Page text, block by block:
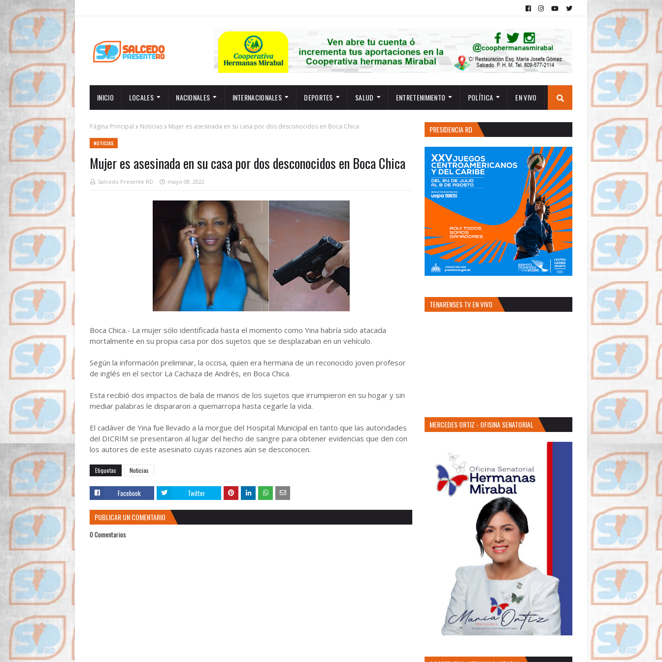
INICIO LOCALES NACIONALES INTERNACIONALES DEPORTES SALUD ENTRETENIMIENTO POLÍTICA EN VIVO
Página Principal Noticias Mujer es asesinada en su casa por dos desconocidos en Boca Chica
NOTICIAS
Mujer es asesinada en su casa por dos desconocidos en Boca Chica
Salcedo Presente RD mayo 08, 2022
Boca Chica.- La mujer sólo identificada hasta el momento como Yina habría sido atacada
mortalmente en su propia casa por dos sujetos que se desplazaban en un vehículo.
Según la información preliminar, la occisa, quien era hermana de un reconocido joven profesor
de inglés en el sector La Cachaza de Andrés, en Boca Chica.
Esta recibió dos impactos de bala de manos de los sujetos que irrumpieron en su hogar y sin
mediar palabras le dispararon a quemarropa hasta cegarle la vida.
El cadáver de Yina fue llevado a la morgue del Hospital Municipal en tanto que las autoridades
del DICRIM se presentaron al lugar del hecho de sangre para obtener evidencias que den con
los autores de este asesinato cuyas razones aún se desconocen.
Etiquetas Noticias
Facebook Twitter
PUBLICAR UN COMENTARIO
0 Comentarios
PRESIDENCIA RD
TENARENSES TV EN VIVO
MERCEDES ORTIZ - OFISINA SENATORIAL